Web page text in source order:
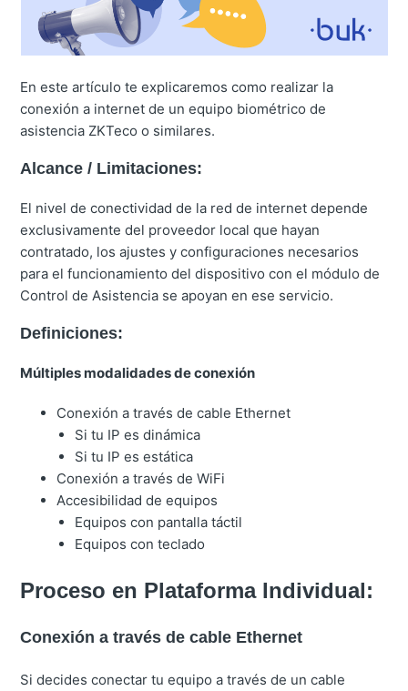
En este artículo te explicaremos como realizar la
conexión a internet de un equipo biométrico de
asistencia ZKTeco o similares.
Alcance / Limitaciones:
El nivel de conectividad de la red de internet depende
exclusivamente del proveedor local que hayan
contratado, los ajustes y configuraciones necesarios
para el funcionamiento del dispositivo con el módulo de
Control de Asistencia se apoyan en ese servicio.
Definiciones:
Múltiples modalidades de conexión
Conexión a través de cable Ethernet
Si tu IP es dinámica
Si tu IP es estática
Conexión a través de WiFi
Accesibilidad de equipos
Equipos con pantalla táctil
Equipos con teclado
Proceso en Plataforma Individual:
Conexión a través de cable Ethernet
Si decides conectar tu equipo a través de un cable